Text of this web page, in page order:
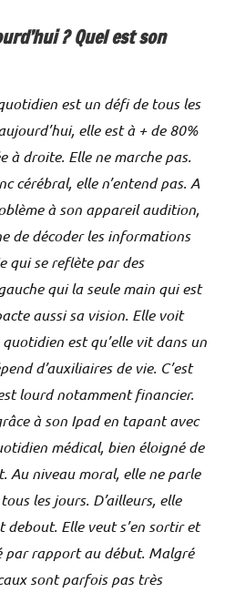
? Quel est son
est un défi de tous les
elle est à + de 80%
à droite. Elle ne marche pas.
cérébral, elle n’entend pas. A
à son appareil audition,
de décoder les informations
qui se reflète par des
qui la seule main qui est
aussi sa vision. Elle voit
est qu’elle vit dans un
d’auxiliaires de vie. C’est
lourd notamment financier.
à son Ipad en tapant avec
médical, bien éloigné de
Au niveau moral, elle ne parle
les jours. D’ailleurs, elle
Elle veut s’en sortir et
par rapport au début. Malgré
sont parfois pas très